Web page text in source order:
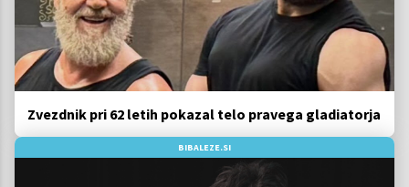
Zvezdnik pri 62 letih pokazal telo pravega gladiatorja
BIBALEZE.SI